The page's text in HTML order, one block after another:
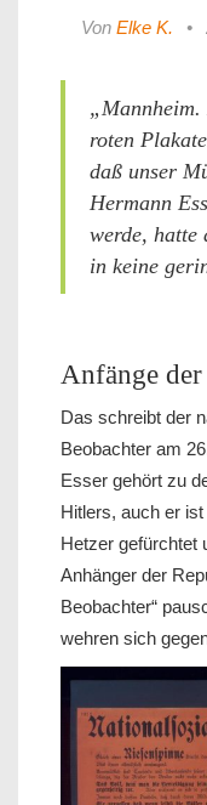
Von Elke K. •
„Mannheim.
roten
daß unser
Hermann
werde, hatte
in keine
Anfänge
Das schreibt der
Beobachter am
Esser gehört zu
Hitlers, auch er
Hetzer gefürchtet
Anhänger der
Beobachter“
wehren sich